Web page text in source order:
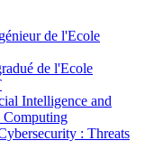
de l'Ecole
de l'Ecole
Intelligence and
Computing
: Threats